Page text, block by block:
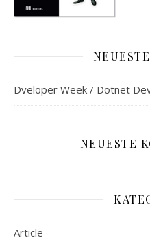
Dveloper Week / Dotnet
NEUESTE
Article